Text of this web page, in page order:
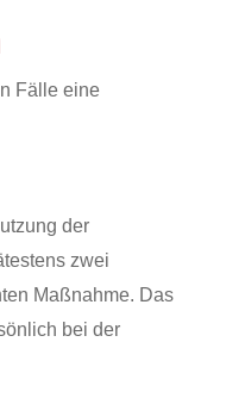
Fälle eine
der
zwei
Maßnahme. Das
bei der